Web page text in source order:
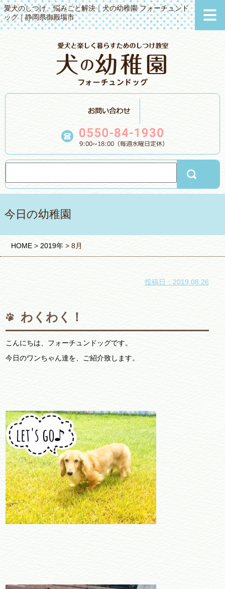
愛犬のしつけ、悩みごと解決｜犬の幼稚園 フォーチュンド
ッグ｜静岡県御殿場市
今日の幼稚園
HOME >2019年 >8月
投稿日：2019.08.26
わくわく！
こんにちは、フォーチュンドッグです。
今日のワンちゃん達を、ご紹介致します。